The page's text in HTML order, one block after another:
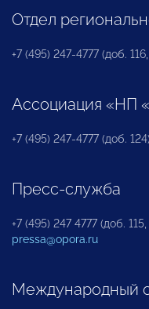
Отдел
+7 (495) 247-4777 (доб. 116,
Ассоциация «НП
+7 (495) 247-4777 (доб. 124)
Пресс-служба
+7 (495) 247 4777 (доб. 115,
pressa@opora.ru
Международный